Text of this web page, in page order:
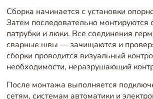
Сборка начинается с установки
Затем последовательно монтируются
патрубки и люки. Все соединения
сварные швы — зачищаются и
сборки проводится визуальный
необходимости, неразрушающий
После монтажа выполняется
сетям, системам автоматики и